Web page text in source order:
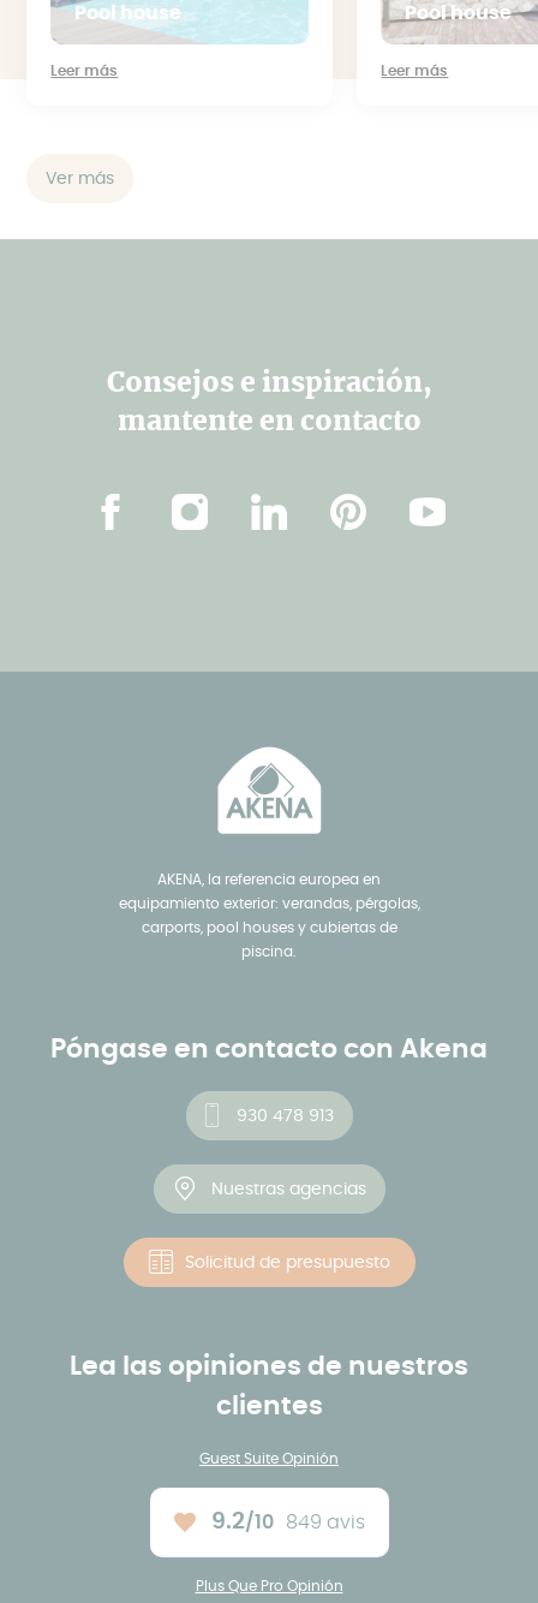
Pool house
Leer más
Pool house
Leer más
Ver más
AKENA, la referencia europea en
equipamiento exterior: verandas, pérgolas,
carports, pool houses y cubiertas de
piscina.
Póngase en contacto con Akena
930 478 913
Nuestras agencias
Solicitud de presupuesto
Lea las opiniones de nuestros
clientes
Guest Suite Opinión
Note moyenne :
9.2/10 849 avis
Plus Que Pro Opinión
Consejos e inspiración,
mantente en contacto
FacebookInstagramLinkedinPinterestYouTube